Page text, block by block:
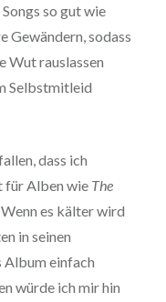
so gut wie
Gewändern, sodass
Wut rauslassen
Selbstmitleid
dass ich
für Alben wie The
es kälter wird
in seinen
Album einfach
würde ich mir hin